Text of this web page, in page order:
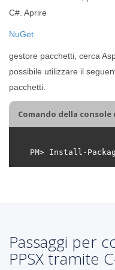
C#. Aprire
NuGet
gestore pacchetti, cerca
possibile utilizzare il
pacchetti.
Comando della
Passaggi per
PPSX tramite